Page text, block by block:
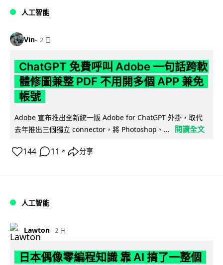
人工智能
Vin 2 日
ChatGPT 免費呼叫 Adobe 一句話跨軟
體修圖兼整 PDF 不用開多個 APP 兼免
帳號
Adobe 宣布推出全新統一版 Adobe for ChatGPT 外掛，取代
去年推出三個獨立 connector，將 Photoshop、...
閱讀全文
144 11 ↗ 分享
人工智能
Lawton 2 日
日本偶像零編程知識 靠 AI 搞了一整個